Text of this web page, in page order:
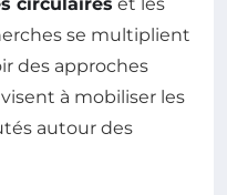
se multiplient
des approches
à mobiliser les
autour des